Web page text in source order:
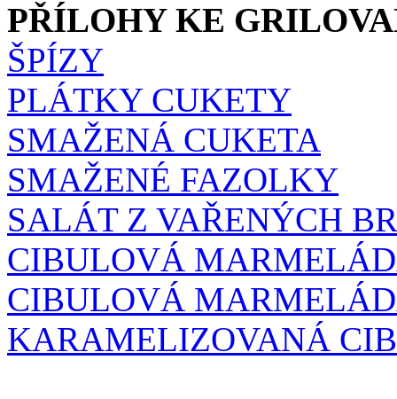
PŘÍLOHY KE
ŠPÍZY
PLÁTKY CUKETY
SMAŽENÁ CUKETA
SMAŽENÉ FAZOLKY
SALÁT Z VAŘENÝCH
CIBULOVÁ
CIBULOVÁ
KARAMELIZOVANÁ